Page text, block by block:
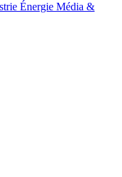
Énergie Média &